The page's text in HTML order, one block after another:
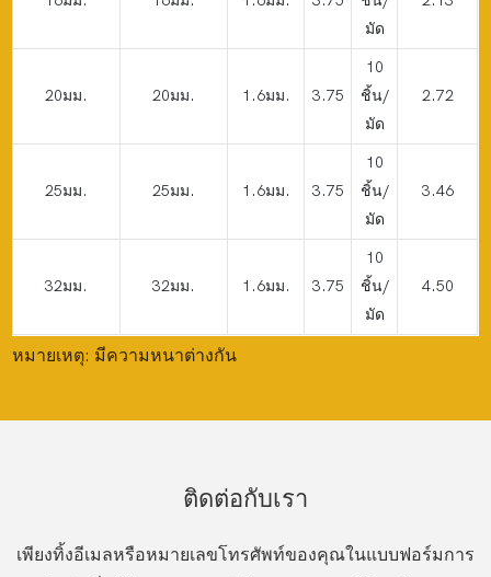
มัด
20มม. 20มม. 1.6มม. 3.75
10
ชิ้น/
มัด
2.72
25มม. 25มม. 1.6มม. 3.75
10
ชิ้น/
มัด
3.46
32มม. 32มม. 1.6มม. 3.75
10
ชิ้น/
มัด
4.50
หมายเหตุ: มีความหนาต่างกัน
ติดต่อกับเรา
เพียงทิ้งอีเมลหรือหมายเลขโทรศัพท์ของคุณในแบบฟอร์มการ